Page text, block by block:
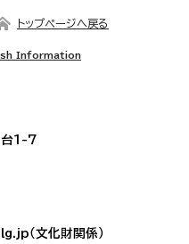
トップページへ戻る
Information
1-7
（文化財関係）